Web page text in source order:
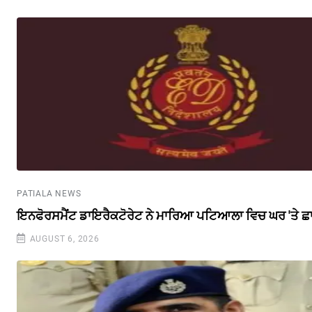
PATIALA NEWS
ਇਨਫੋਰਸਮੈਂਟ ਡਾਇਰੈਕਟੋਰੇਟ ਨੇ ਮਾਰਿਆ ਪਟਿਆਲਾ ਵਿਚ ਘਰ 'ਤੇ
AUGUST 6, 2026